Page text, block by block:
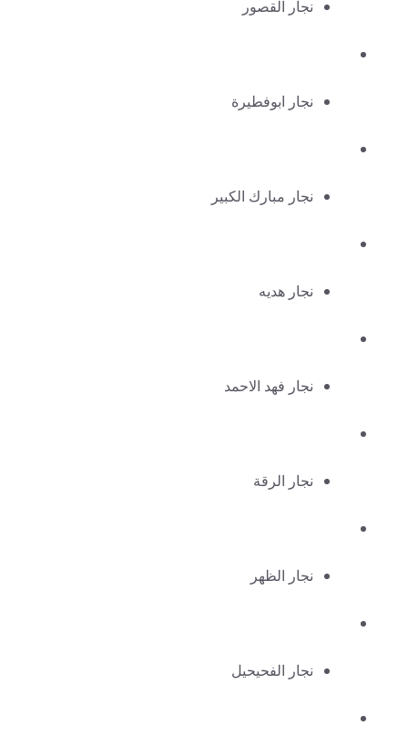
نجار القصور
نجار ابوفطيرة
نجار مبارك الكبير
نجار هديه
نجار فهد الاحمد
نجار الرقة
نجار الظهر
نجار الفحيحيل